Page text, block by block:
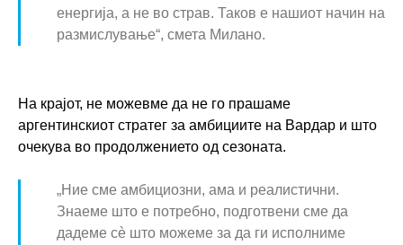
енергија, а не во страв. Таков е нашиот начин на
размислување“, смета Милано.
m
a
k
На крајот, не можевме да не го прашаме
аргентинскиот стратег за амбициите на Вардар и што
очекува во продолжението од сезоната.
„Ние сме амбициозни, ама и реалистични.
Знаеме што е потребно, подготвени сме да
дадеме сè што можеме за да ги исполниме